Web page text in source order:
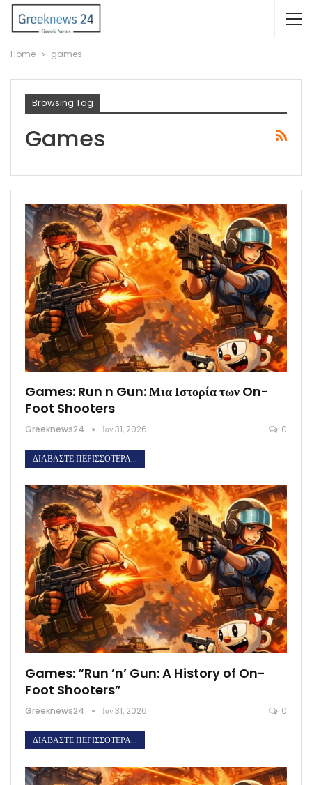
Home games
Browsing Tag
Games
Games: Run n Gun: Μια Ιστορία των On-
Foot Shooters
Greeknews24 Ιαν 31, 2026 0
ΔΙΑΒΆΣΤΕ ΠΕΡΙΣΣΌΤΕΡΑ...
Games: “Run ’n’ Gun: A History of On-
Foot Shooters”
Greeknews24 Ιαν 31, 2026 0
ΔΙΑΒΆΣΤΕ ΠΕΡΙΣΣΌΤΕΡΑ...